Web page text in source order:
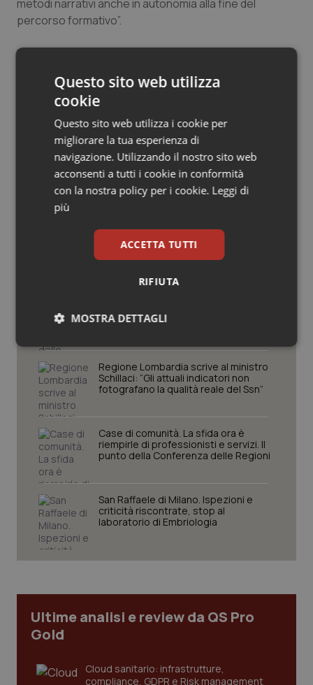
Salute orale & impianti
Sangue & coagulazione
Tiroide
Tumore al seno
Tumore ovarico
Tumori del Polmone & Testa Collo
Tumori gastrointestinali
metodi narrativi anche in autonomia alla fine del
percorso formativo”.
Il corso è accreditato per 22,5 crediti formativi Ecm.
17 Giugno 2021
© Riproduzione riservata
Potrebbe interessarti in
Spallanzani: capire la ricerca per
comprendere il presente
Regione Lombardia scrive al ministro
Schillaci: “Gli attuali indicatori non
fotografano la qualità reale del Ssn”
Case di comunità. La sfida ora è
riempirle di professionisti e servizi. Il
punto della Conferenza delle Regioni
San Raffaele di Milano. Ispezioni e
criticità riscontrate, stop al
laboratorio di Embriologia
Ultime analisi e review da QS Pro
Gold
Cloud sanitario: infrastrutture,
compliance, GDPR e Risk management
Questo sito web utilizza
cookie
Questo sito web utilizza i cookie per
migliorare la tua esperienza di
navigazione. Utilizzando il nostro sito web
acconsenti a tutti i cookie in conformità
con la nostra policy per i cookie. Leggi di
più
ACCETTA TUTTI
RIFIUTA
MOSTRA DETTAGLI
Necessari Statistici Marketing
Necessari Statistici Marketing
I cookie necessari contribuiscono a rendere fruibile il
sito web abilitandone funzionalità di base quali la
navigazione sulle pagine e l'accesso alle aree
protette del sito. Il sito web non è in grado di
funzionare correttamente senza questi cookie.
Nome
YouTube